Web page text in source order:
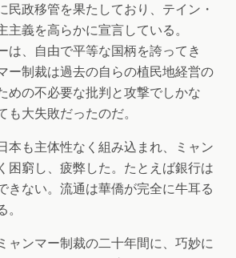
民政移管を果たしており、テイン・
主義を高らかに宣言している。
は、自由で平等な国柄を誇ってき
ー制裁は過去の自らの植民地経営の
めの不必要な批判と攻撃でしかな
も大失敗だったのだ。
本も主体性なく組み込まれ、ミャン
困窮し、疲弊した。たとえば銀行は
きない。流通は華僑が完全に牛耳る
ャンマー制裁の二十年間に、巧妙に